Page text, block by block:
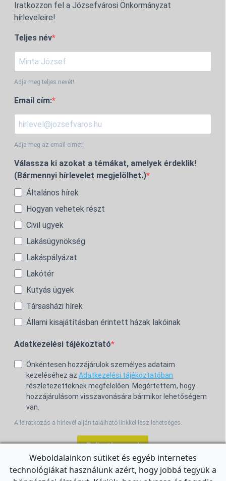
Iratkozzon fel a Józsefvárosi Önkormányzat
hírleveleire!
Teljes név
Adja meg teljes nevét!
Email cím:
Adja meg az email címét!
Válassza ki azokat a témákat, amelyek érdeklik!
(Bármennyi hírlevelet megjelölhet.)
Általános hírek
Hogyan vehetek részt
Civil ügyek
Lakásügynökség
Lakáspályázat
Lakótér
Kutyás ügyek
Társasházi hírek
Állami kisajátításban érintett házak lakóinak
Adatkezelési tájékoztató
Önkéntesen hozzájárulok személyes adataim
kezeléséhez az Adatkezelési tájékoztatóban
részletezetteknek megfelelően. Megértettem, hogy
hozzájárulásom visszavonására bármikor lehetőségem
van.
A leiratkozás a hírlevél alján található linkkel lesz lehetséges.
Feliratkozom!
Weboldalainkon sütiket és egyéb internetes
technológiákat használunk azért, hogy jobbá tegyük a